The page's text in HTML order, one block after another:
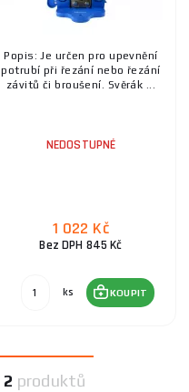
Popis: Je určen pro upevnění
potrubí při řezání nebo řezání
závitů či broušení. Svěrák ...
NEDOSTUPNÉ
1 022 Kč
Bez DPH 845 Kč
ks KOUPIT
2 produktů